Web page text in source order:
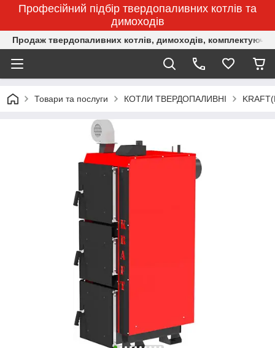
Професійний підбір твердопаливних котлів та
димоходів
Продаж твердопаливних котлів, димоходів,
Товари та послуги КОТЛИ ТВЕРДОПАЛИВНІ